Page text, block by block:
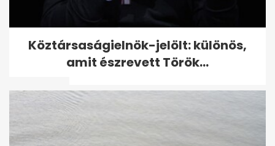
Szabálytalanul előzött, Volán-
buszt döntött árokba 38
utassal
Köztársaságielnök-jelölt: különös,
amit észrevett Török...